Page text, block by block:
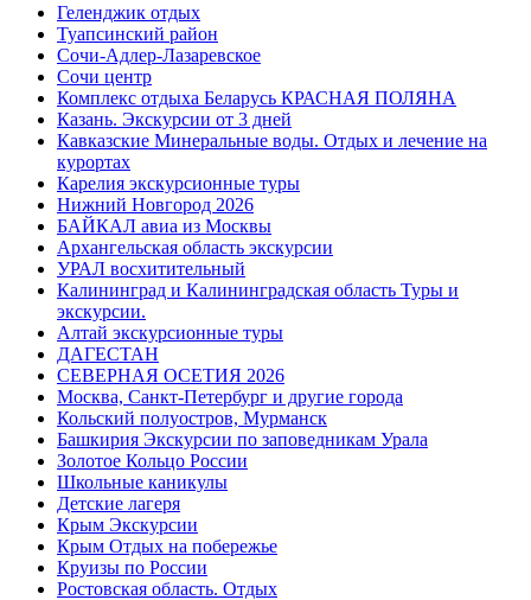
Геленджик отдых
Туапсинский район
Сочи-Адлер-Лазаревское
Сочи центр
Комплекс отдыха Беларусь КРАСНАЯ ПОЛЯНА
Казань. Экскурсии от 3 дней
Кавказские Минеральные воды. Отдых и лечение на
курортах
Карелия экскурсионные туры
Нижний Новгород 2026
БАЙКАЛ авиа из Москвы
Архангельская область экскурсии
УРАЛ восхитительный
Калининград и Калининградская область Туры и
экскурсии.
Алтай экскурсионные туры
ДАГЕСТАН
СЕВЕРНАЯ ОСЕТИЯ 2026
Москва, Санкт-Петербург и другие города
Кольский полуостров, Мурманск
Башкирия Экскурсии по заповедникам Урала
Золотое Кольцо России
Школьные каникулы
Детские лагеря
Крым Экскурсии
Крым Отдых на побережье
Круизы по России
Ростовская область. Отдых